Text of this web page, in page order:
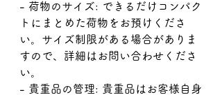
- 荷物のサイズ: できるだけコンパク
トにまとめた荷物をお預けくださ
い。サイズ制限がある場合がありま
すので、詳細はお問い合わせくださ
い。
- 貴重品の管理: 貴重品はお客様自身